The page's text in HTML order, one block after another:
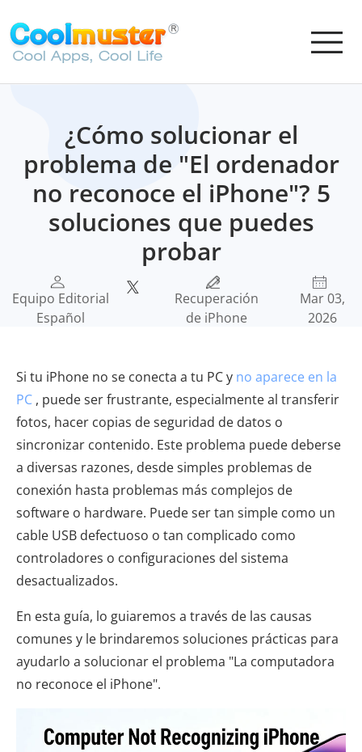
¿Cómo solucionar el
problema de "El ordenador
no reconoce el iPhone"? 5
soluciones que puedes
probar
Equipo Editorial
Español
Recuperación
de iPhone
Mar 03,
2026
Si tu iPhone no se conecta a tu PC y no aparece en la
PC , puede ser frustrante, especialmente al transferir
fotos, hacer copias de seguridad de datos o
sincronizar contenido. Este problema puede deberse
a diversas razones, desde simples problemas de
conexión hasta problemas más complejos de
software o hardware. Puede ser tan simple como un
cable USB defectuoso o tan complicado como
controladores o configuraciones del sistema
desactualizados.
En esta guía, lo guiaremos a través de las causas
comunes y le brindaremos soluciones prácticas para
ayudarlo a solucionar el problema "La computadora
no reconoce el iPhone".